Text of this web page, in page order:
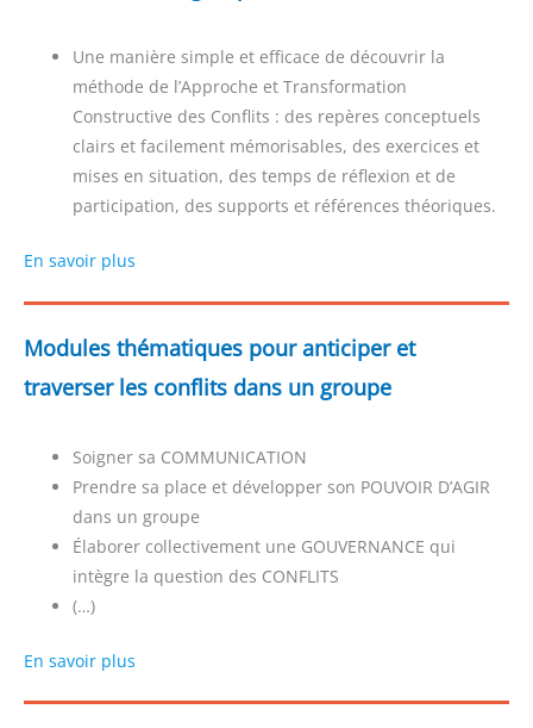
Une manière simple et efficace de découvrir la
méthode de l’Approche et Transformation
Constructive des Conflits : des repères conceptuels
clairs et facilement mémorisables, des exercices et
mises en situation, des temps de réflexion et de
participation, des supports et références théoriques.
En savoir plus
Modules thématiques pour anticiper et
traverser les conflits dans un groupe
Soigner sa COMMUNICATION
Prendre sa place et développer son POUVOIR D’AGIR
dans un groupe
Élaborer collectivement une GOUVERNANCE qui
intègre la question des CONFLITS
(…)
En savoir plus